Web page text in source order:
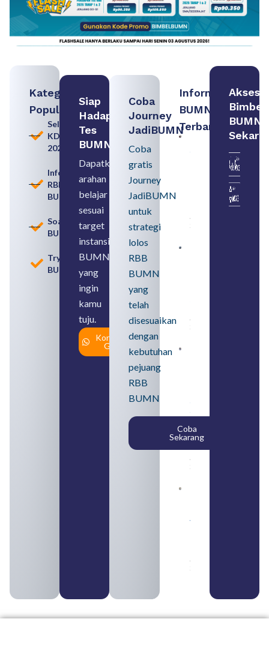
Kategori
Populer
Seleksi
KDKMP
2026
Informasi
RBB
BUMN
Soal
BUMN
Tryout
BUMN
Siap
Hadapi
Tes
BUMN
Dapatkan
arahan
belajar
sesuai
target
instansi
BUMN
yang
ingin
kamu
tuju.
Konsultasi
Gratis
Coba
Journey
JadiBUMN
Coba
gratis
Journey
JadiBUMN
untuk
strategi
lolos
RBB
BUMN
yang
telah
disesuaikan
dengan
kebutuhan
pejuang
RBB
BUMN
Coba
Sekarang
Informasi
BUMN
Terbaru:
Persiapan
Seleksi
Rekrutmen
Memahami
August 8,
August 6,
SMA
Syarat,
Posisi,
dan
Cara
Daftar
August 5,
yang
August 4,
Akses
Bimbel
BUMN